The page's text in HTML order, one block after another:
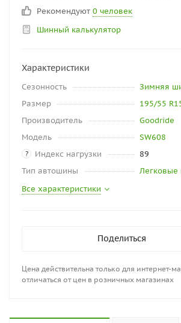
Рекомендуют 0 человек
Шинный калькулятор
Характеристики
Сезонность
Зимняя
Размер
195/55
Производитель
Goodride
Модель
SW608
? Индекс нагрузки
89
Тип автошины
Все характеристики
Поделиться
Цена действительна только для интернет-
отличаться от цен в розничных магазинах